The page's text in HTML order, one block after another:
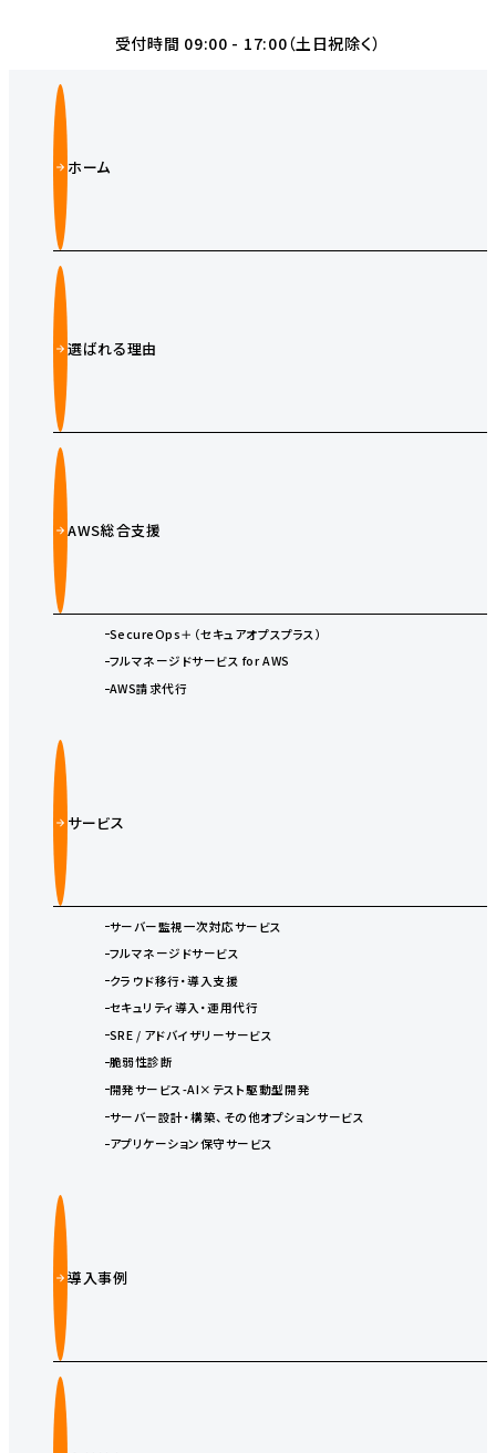
受付時間 09:00 - 17:00（土日祝除く）
ホーム
選ばれる理由
AWS総合支援
SecureOps＋（セキュアオプスプラス）
フルマネージドサービス for AWS
AWS請求代行
サービス
サーバー監視一次対応サービス
フルマネージドサービス
クラウド移行・導入支援
セキュリティ導入・運用代行
SRE / アドバイザリーサービス
脆弱性診断
開発サービス-AI×テスト駆動型開発
サーバー設計・構築、その他オプションサービス
アプリケーション保守サービス
導入事例